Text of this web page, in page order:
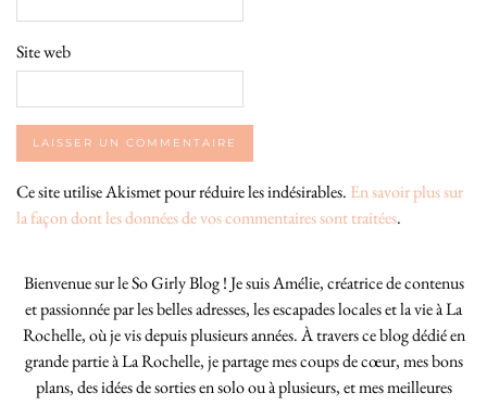
Site web
Ce site utilise Akismet pour réduire les indésirables. En savoir plus sur
la façon dont les données de vos commentaires sont traitées.
Bienvenue sur le So Girly Blog ! Je suis Amélie, créatrice de contenus
et passionnée par les belles adresses, les escapades locales et la vie à La
Rochelle, où je vis depuis plusieurs années. À travers ce blog dédié en
grande partie à La Rochelle, je partage mes coups de cœur, mes bons
plans, des idées de sorties en solo ou à plusieurs, et mes meilleures